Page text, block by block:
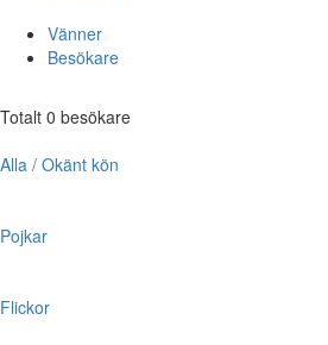
Vänner
Besökare
Totalt 0 besökare
Alla / Okänt kön
Pojkar
Flickor